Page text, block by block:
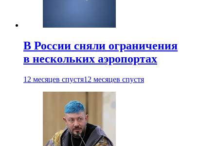
В России сняли ограничения
в нескольких аэропортах
12 месяцев спустя12 месяцев спустя